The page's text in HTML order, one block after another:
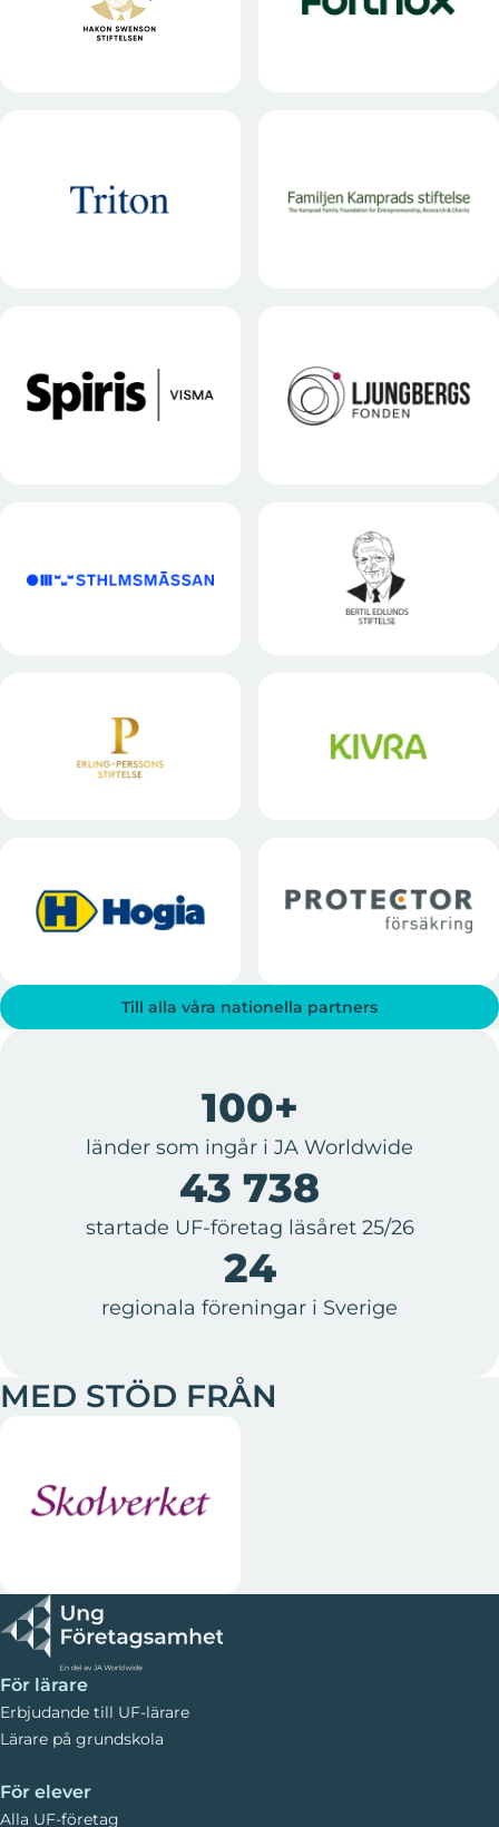
Till alla våra nationella partners
100+
länder som ingår i JA Worldwide
43 738
startade UF-företag läsåret 25/26
24
regionala föreningar i Sverige
MED STÖD FRÅN
För lärare
Erbjudande till UF-lärare
Lärare på grundskola
För elever
Alla UF-företag